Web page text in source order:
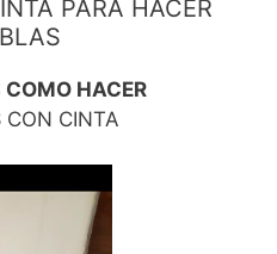
PARA HACER
COMO HACER
CON CINTA